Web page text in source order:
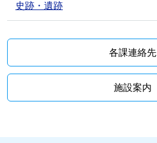
史跡・遺跡
各課連絡先
施設案内